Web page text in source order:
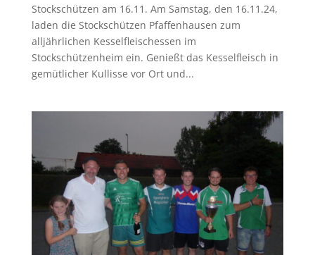
Stockschützen am 16.11. Am Samstag, den 16.11.24,
laden die Stockschützen Pfaffenhausen zum
alljährlichen Kesselfleischessen im
Stockschützenheim ein. Genießt das Kesselfleisch in
gemütlicher Kullisse vor Ort und...